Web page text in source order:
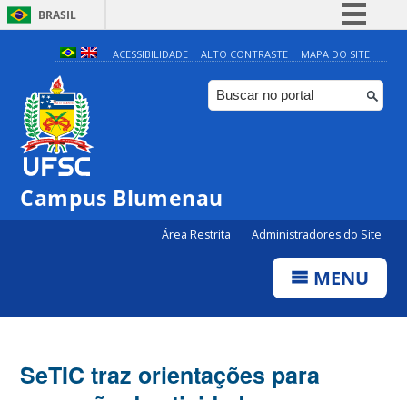
BRASIL
Simplifique!
Comunica BR
Participe
ACESSIBILIDADE ALTO CONTRASTE MAPA DO SITE
Campus Blumenau
Área Restrita Administradores do Site
MENU
SeTIC traz orientações para